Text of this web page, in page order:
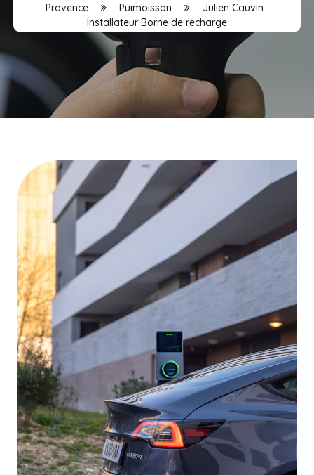
Provence
Puimoisson
Julien Cauvin :
Installateur Borne de recharge